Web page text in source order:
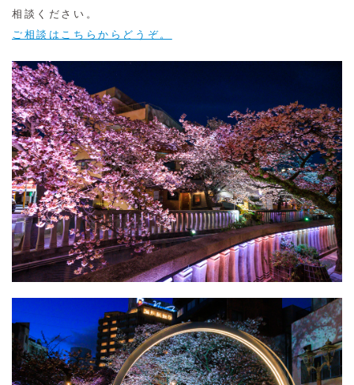
相談ください。
ご相談はこちらからどうぞ。